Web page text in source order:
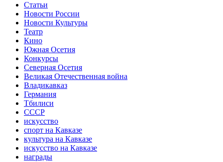
Статьи
Новости России
Новости Культуры
Театр
Кино
Южная Осетия
Конкурсы
Северная Осетия
Великая Отечественная война
Владикавказ
Германия
Тбилиси
СССР
искусство
спорт на Кавказе
культура на Кавказе
искусство на Кавказе
награды